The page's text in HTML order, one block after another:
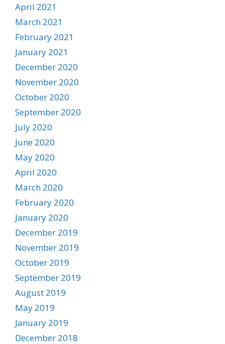
April 2021
March 2021
February 2021
January 2021
December 2020
November 2020
October 2020
September 2020
July 2020
June 2020
May 2020
April 2020
March 2020
February 2020
January 2020
December 2019
November 2019
October 2019
September 2019
August 2019
May 2019
January 2019
December 2018